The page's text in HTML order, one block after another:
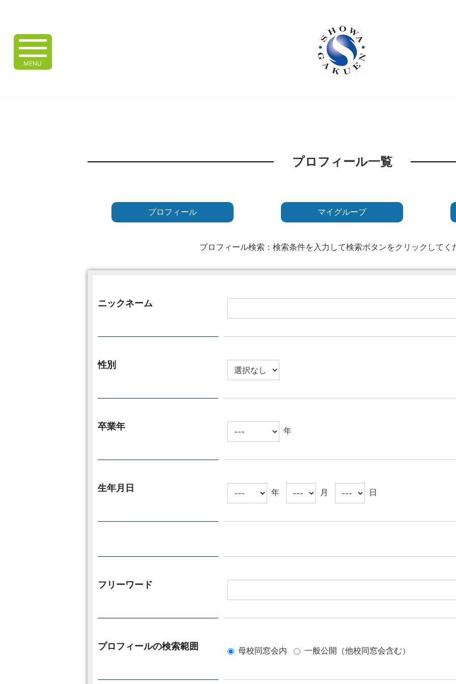
MENU
プロフィール一覧
プロフィール マイグループ
プロフィール検索： 検索条件を入力して検索ボタンをクリックしてく
ニックネーム
性別
卒業年 年
生年月日 年 月 日
フリーワード
プロフィールの検索範囲 母校同窓会内 一般公開（他校同窓会含む）